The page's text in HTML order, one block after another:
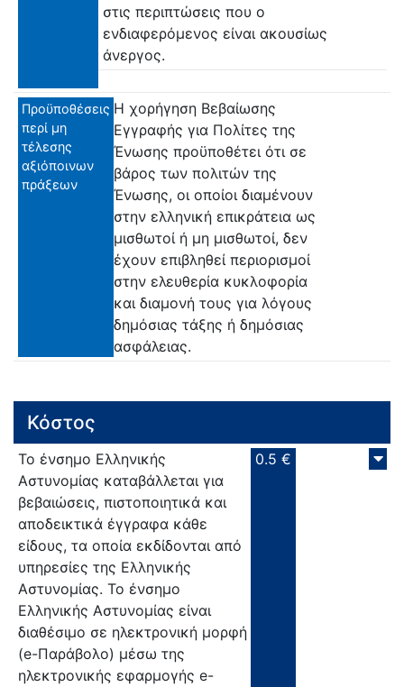
στις περιπτώσεις που ο
ενδιαφερόμενος είναι ακουσίως
άνεργος.
Προϋποθέσεις
περί μη
τέλεσης
αξιόποινων
πράξεων
Η χορήγηση Βεβαίωσης
Εγγραφής για Πολίτες της
Ένωσης προϋποθέτει ότι σε
βάρος των πολιτών της
Ένωσης, οι οποίοι διαμένουν
στην ελληνική επικράτεια ως
μισθωτοί ή μη μισθωτοί, δεν
έχουν επιβληθεί περιορισμοί
στην ελευθερία κυκλοφορία
και διαμονή τους για λόγους
δημόσιας τάξης ή δημόσιας
ασφάλειας.
Κόστος
To ένσημο Ελληνικής
Αστυνομίας καταβάλλεται για
βεβαιώσεις, πιστοποιητικά και
αποδεικτικά έγγραφα κάθε
είδους, τα οποία εκδίδονται από
υπηρεσίες της Ελληνικής
Αστυνομίας. Το ένσημο
Ελληνικής Αστυνομίας είναι
διαθέσιμο σε ηλεκτρονική μορφή
(e-Παράβολο) μέσω της
ηλεκτρονικής εφαρμογής e-
0.5 €